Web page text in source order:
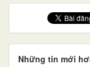
Những tin mới